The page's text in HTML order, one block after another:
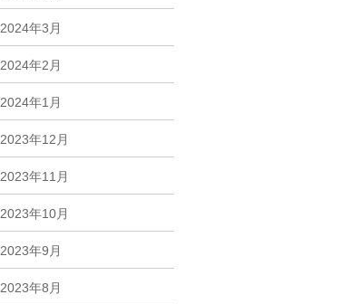
2024年3月
2024年2月
2024年1月
2023年12月
2023年11月
2023年10月
2023年9月
2023年8月